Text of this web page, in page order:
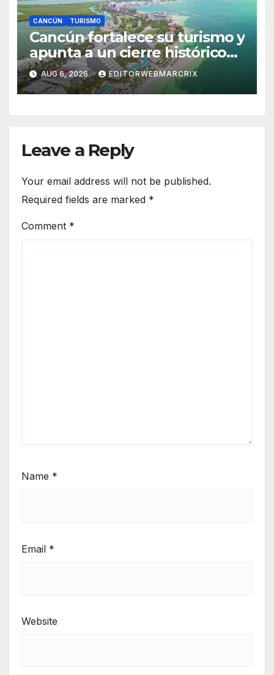
CANCÚN TURISMO
Cancún fortalece su turismo y
apunta a un cierre histórico
en 2026
AUG 6, 2026 EDITORWEBMARCRIX
Leave a Reply
Your email address will not be published.
Required fields are marked *
Comment *
Name *
Email *
Website